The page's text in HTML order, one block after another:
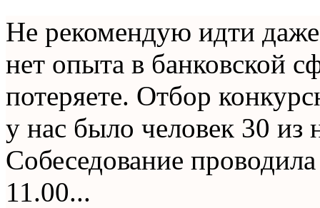
Не рекомендую идти даже
нет опыта в банковской
потеряете. Отбор
у нас было человек 30
Собеседование
11.00...